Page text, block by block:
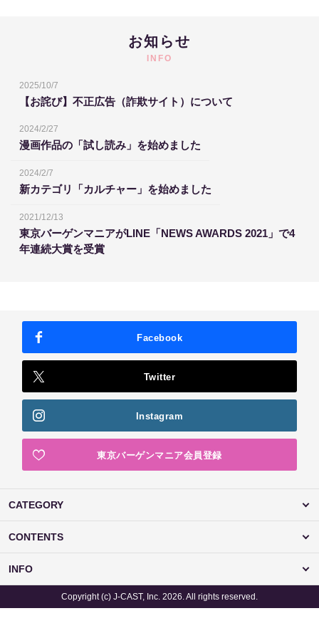
お知らせ
INFO
2025/10/7
【お詫び】不正広告（詐欺サイト）について
2024/2/27
漫画作品の「試し読み」を始めました
2024/2/7
新カテゴリ「カルチャー」を始めました
2021/12/13
東京バーゲンマニアがLINE「NEWS AWARDS 2021」で4
年連続大賞を受賞
Facebook
Twitter
Instagram
東京バーゲンマニア会員登録
CATEGORY
CONTENTS
INFO
Copyright (c) J-CAST, Inc. 2026. All rights reserved.